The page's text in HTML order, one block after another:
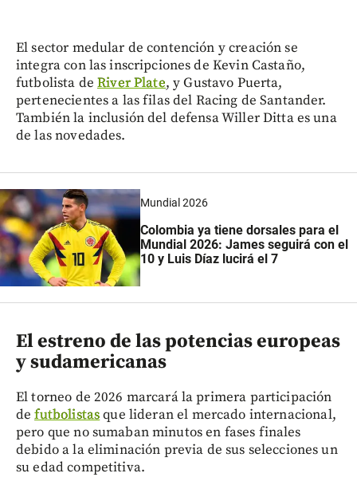
El sector medular de contención y creación se
integra con las inscripciones de Kevin Castaño,
futbolista deRiver Plate, y Gustavo Puerta,
pertenecientes a las filas del Racing de Santander.
También la inclusión del defensa Willer Ditta es una
de las novedades.
Mundial 2026
Colombia ya tiene dorsales para el
Mundial 2026: James seguirá con el
10 y Luis Díaz lucirá el 7
El estreno de las potencias europeas
y sudamericanas
El torneo de 2026 marcará la primera participación
defutbolistasque lideran el mercado internacional,
pero que no sumaban minutos en fases finales
debido a la eliminación previa de sus selecciones un
su edad competitiva.